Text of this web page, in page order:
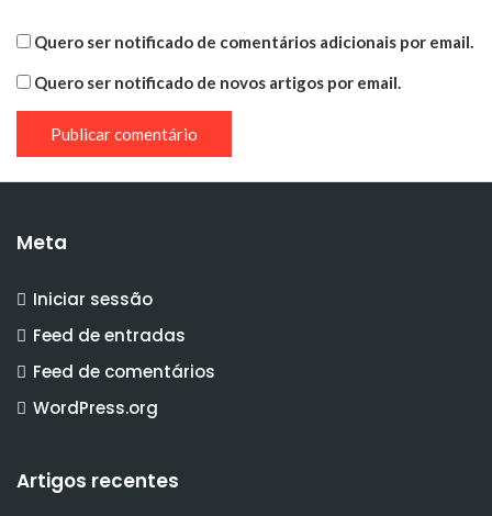
Quero ser notificado de comentários adicionais por email.
Quero ser notificado de novos artigos por email.
Meta
Iniciar sessão
Feed de entradas
Feed de comentários
WordPress.org
Artigos recentes